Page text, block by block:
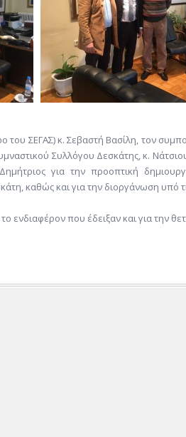
ΣΕΓΑΣ) κ. Σεβαστή Βασίλη, τον
Συλλόγου Δεσκάτης, κ.
για την προοπτική
καθώς και για την διοργάνωση υπό
ενδιαφέρον που έδειξαν και για την